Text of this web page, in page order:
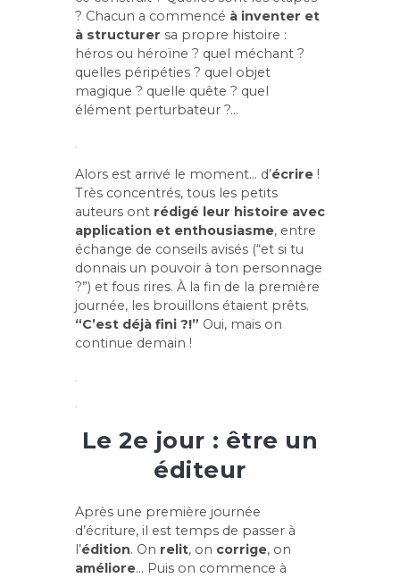
? Chacun a commencé à inventer et
à structurer sa propre histoire :
héros ou héroïne ? quel méchant ?
quelles péripéties ? quel objet
magique ? quelle quête ? quel
élément perturbateur ?…
Alors est arrivé le moment… d’écrire !
Très concentrés, tous les petits
auteurs ont rédigé leur histoire avec
application et enthousiasme, entre
échange de conseils avisés (“et si tu
donnais un pouvoir à ton personnage
?”) et fous rires. À la fin de la première
journée, les brouillons étaient prêts.
“C’est déjà fini ?!” Oui, mais on
continue demain !
.
Le 2e jour : être un
éditeur
Après une première journée
d’écriture, il est temps de passer à
l’édition. On relit, on corrige, on
améliore… Puis on commence à